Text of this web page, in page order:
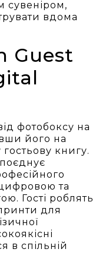
сувеніром,
вдома
Guest
фотобоксу на
його на
книгу.
та
Гості роблять
для
в спільній